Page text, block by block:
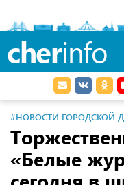
cherinfo
#НОВОСТИ ГОРОДСКОЙ
«Белые